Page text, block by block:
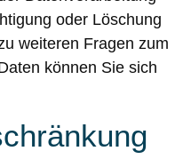
oder Löschung
weiteren Fragen zum
können Sie sich